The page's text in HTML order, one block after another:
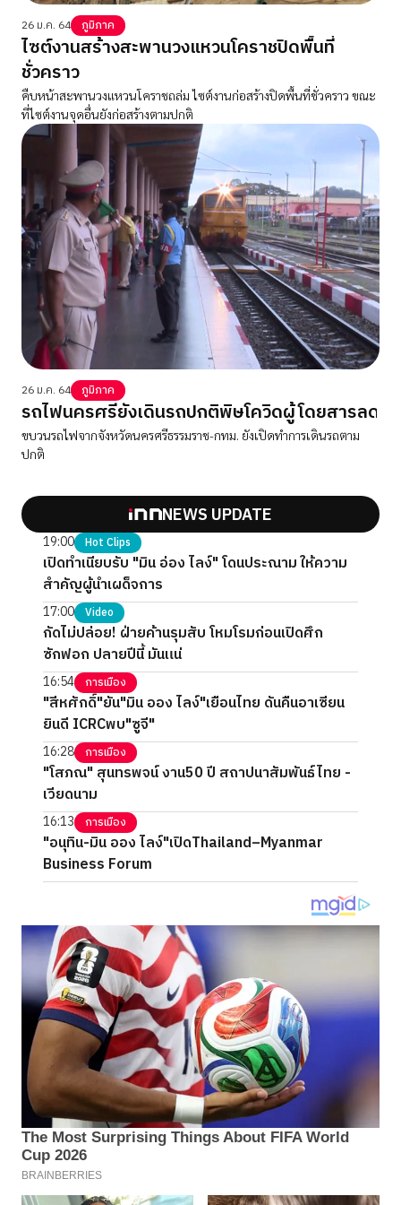
26 ม.ค. 64 ภูมิภาค
ไซต์งานสร้างสะพานวงแหวนโคราชปิดพื้นที่
ชั่วคราว
คืบหน้าสะพานวงแหวนโคราชถล่ม ไซต์งานก่อสร้างปิดพื้นที่ชั่วคราว ขณะ
ที่ไซต์งานจุดอื่นยังก่อสร้างตามปกติ
26 ม.ค. 64 ภูมิภาค
รถไฟนครศรียังเดินรถปกติพิษโควิดผู้โดยสารลด
ขบวนรถไฟจากจังหวัดนครศรีธรรมราช-กทม. ยังเปิดทำการเดินรถตาม
ปกติ
NEWS UPDATE
19:00 Hot Clips
เปิดทำเนียบรับ "มิน อ่อง ไลง์" โดนประณาม ให้ความ
สำคัญผู้นำเผด็จการ
17:00 Video
กัดไม่ปล่อย! ฝ่ายค้านรุมสับ โหมโรมก่อนเปิดศึก
ซักฟอก ปลายปีนี้ มันแน่
16:54 การเมือง
"สีหศักดิ์"ยัน"มิน ออง ไลง์"เยือนไทย ดันคืนอาเซียน
ยินดี ICRCพบ"ซูจี"
16:28 การเมือง
"โสภณ" สุนทรพจน์ งาน50 ปี สถาปนาสัมพันธ์ไทย -
เวียดนาม
16:13 การเมือง
"อนุทิน-มิน ออง ไลง์"เปิดThailand–Myanmar
Business Forum